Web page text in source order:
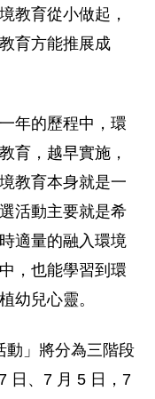
教育從小做起，
育方能推展成
年的歷程中，環
育，越早實施，
教育本身就是一
活動主要就是希
適量的融入環境
，也能學習到環
幼兒心靈。
動」將分為三階段
日、7 月 5 日，7